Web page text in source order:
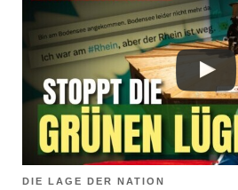
DIE LAGE DER NATION